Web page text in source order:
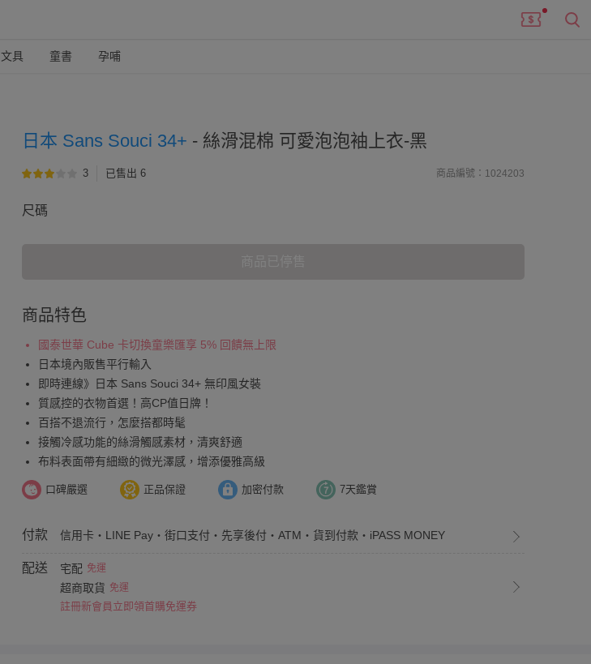
文具 童書 孕哺
日本 Sans Souci 34+ - 絲滑混棉 可愛泡泡袖上衣-黑
3 已售出 6 商品編號：1024203
尺碼
商品特色
國泰世華 Cube 卡切換童樂匯享 5% 回饋無上限
日本境內販售平行輸入
即時連線》日本 Sans Souci 34+ 無印風女裝
質感控的衣物首選！高CP值日牌！
百搭不退流行，怎麼搭都時髦
接觸冷感功能的絲滑觸感素材，清爽舒適
布料表面帶有細緻的微光澤感，增添優雅高級
口碑嚴選 正品保證 加密付款 7天鑑賞
付款 信用卡・LINE Pay・街口支付・先享後付・ATM・貨到付款・iPASS MONEY
配送 宅配 免運
超商取貨 免運
註冊新會員立即領首購免運券